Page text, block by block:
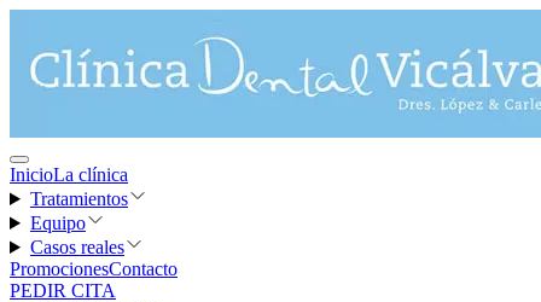
InicioLa clínica
Tratamientos
Equipo
Casos reales
PromocionesContacto
PEDIR CITA